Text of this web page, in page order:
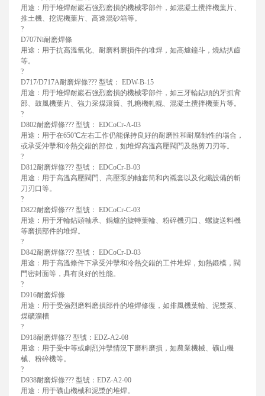
用途：用于堆焊耐巖石強烈磨損的機械零部件，如混凝土攪拌機葉片、
推土機、挖泥機葉片、高速混砂箱等。
?
D707Ni耐磨焊條
用途：用于抗高溫氧化、耐磨料磨損件的堆焊，如高爐鐘斗，燒結扒齒
等。
?
D717/D717A耐磨焊條??? 型號： EDW-B-15
用途：用于堆焊耐巖石強烈磨損的機械零部件，如三牙輪鉆頭的牙抓背
部、鼓風機葉片、強力采煤滾筒、扎糖機軋輥、混凝土攪拌機葉片等。
?
D802耐磨焊條??? 型號： EDCoCr-A-03
用途：用于在650℃左右工作仍能保持良好的耐磨性和耐腐蝕性的場合，
或承受沖擊和冷熱交錯的部位，如堆焊高溫高壓閥門及熱剪刀刃等。
?
D812耐磨焊條??? 型號： EDCoCr-B-03
用途：用于高溫高壓閥門、高壓泵的軸套筒和內襯套以及化纖設備的斬
刀刃口等。
?
D822耐磨焊條??? 型號： EDCoCr-C-03
用途：用于牙輪鉆頭軸承、鍋爐的旋轉葉輪、粉碎機刃口、螺旋送料機
等磨損部件的堆焊。
?
D842耐磨焊條??? 型號： EDCoCr-D-03
用途：用于高溫條件下承受沖擊和冷熱交錯的工件堆焊，如熱鍛模，閥
門密封面等，具有良好的性能。
?
D916耐磨焊條
用途：用于受強烈磨料磨損部件的堆焊修復，如排風機葉輪、泥漿泵、
煤礦溜槽
?
D918耐磨焊條?? 型號：EDZ-A2-08
用途：用于受中等或劇烈沖擊情況下磨料磨損，如農業機械、礦山機
械、粉碎機等。
?
D938耐磨焊條??? 型號：EDZ-A2-00
用途：用于礦山機械和泥漿的堆焊。